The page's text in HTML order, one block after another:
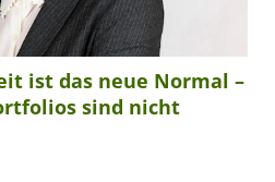
ist das neue Normal –
sind nicht